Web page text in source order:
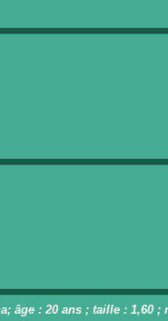
âge : 20 ans ; taille : 1,60